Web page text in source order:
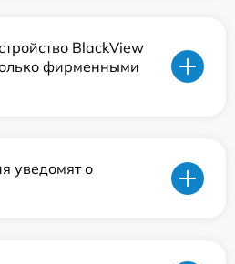
BlackView
фирменными
уведомят о